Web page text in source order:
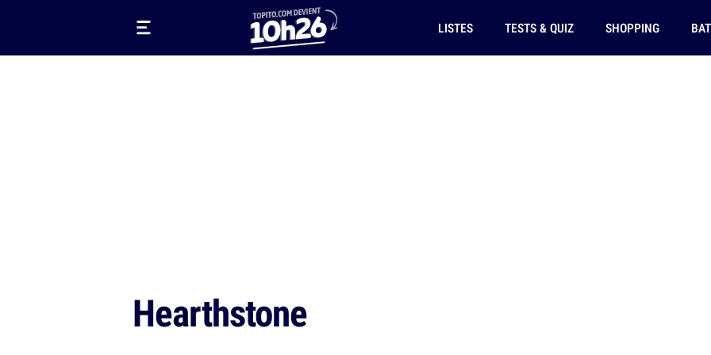
LISTES TESTS & QUIZ SHOPPING
Hearthstone